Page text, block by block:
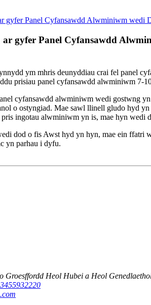
gyfer Panel Cyfansawdd Alwminiwm wedi
gyfer Panel Cyfansawdd
ym mhris deunyddiau crai fel panel
prisiau panel cyfansawdd alwminiwm 7-
cyfansawdd alwminiwm wedi gostwng
o ostyngiad. Mae sawl llinell gludo hyd
ingotau alwminiwm yn is, mae hyn
dod o fis Awst hyd yn hyn, mae ein ffatri
yn parhau i dyfu.
Groesffordd Heol Hubei a Heol